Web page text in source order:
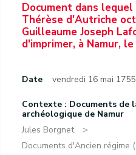
Document dans
Thérèse d'Autriche
Guilleaume Joseph
d'imprimer, à Namur,
Date vendredi 16 mai 1755
Contexte : Documents de
archéologique de Namur
Jules Borgnet.
Documents d'Ancien régime